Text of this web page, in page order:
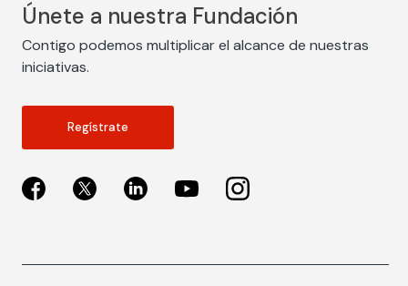
Únete a nuestra Fundación
Contigo podemos multiplicar el alcance de nuestras
iniciativas.
Regístrate